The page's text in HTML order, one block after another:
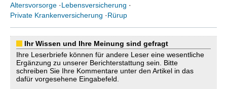
Altersvorsorge ·Lebensversicherung ·
Private Krankenversicherung ·Rürup
Ihr Wissen und Ihre Meinung sind gefragt
Ihre Leserbriefe können für andere Leser eine wesentliche
Ergänzung zu unserer Berichterstattung sein. Bitte
schreiben Sie Ihre Kommentare unter den Artikel in das
dafür vorgesehene Eingabefeld.